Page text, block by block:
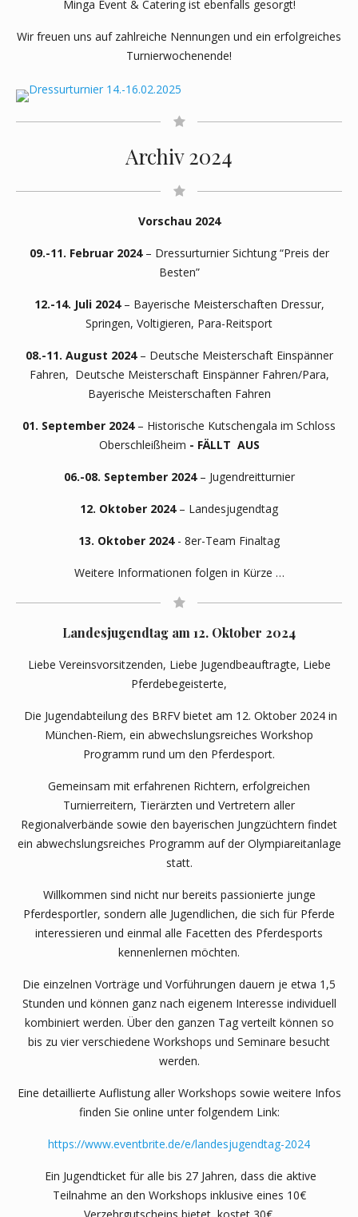
Minga Event & Catering ist ebenfalls gesorgt!
Wir freuen uns auf zahlreiche Nennungen und ein erfolgreiches
Turnierwochenende!
Archiv 2024
Vorschau 2024
09.-11. Februar 2024– Dressurturnier Sichtung “Preis der
Besten”
12.-14. Juli 2024– Bayerische Meisterschaften Dressur,
Springen, Voltigieren, Para-Reitsport
08.-11. August 2024– Deutsche Meisterschaft Einspänner
Fahren, Deutsche Meisterschaft Einspänner Fahren/Para,
Bayerische Meisterschaften Fahren
01. September 2024– Historische Kutschengala im Schloss
Oberschleißheim - FÄLLT AUS
06.-08. September 2024– Jugendreitturnier
12. Oktober 2024– Landesjugendtag
13. Oktober 2024 - 8er-Team Finaltag
Weitere Informationen folgen in Kürze …
Landesjugendtag am 12. Oktober 2024
Liebe Vereinsvorsitzenden, Liebe Jugendbeauftragte, Liebe
Pferdebegeisterte,
Die Jugendabteilung des BRFV bietet am 12. Oktober 2024 in
München-Riem, ein abwechslungsreiches Workshop
Programm rund um den Pferdesport.
Gemeinsam mit erfahrenen Richtern, erfolgreichen
Turnierreitern, Tierärzten und Vertretern aller
Regionalverbände sowie den bayerischen Jungzüchtern findet
ein abwechslungsreiches Programm auf der Olympiareitanlage
statt.
Willkommen sind nicht nur bereits passionierte junge
Pferdesportler, sondern alle Jugendlichen, die sich für Pferde
interessieren und einmal alle Facetten des Pferdesports
kennenlernen möchten.
Die einzelnen Vorträge und Vorführungen dauern je etwa 1,5
Stunden und können ganz nach eigenem Interesse individuell
kombiniert werden. Über den ganzen Tag verteilt können so
bis zu vier verschiedene Workshops und Seminare besucht
werden.
Eine detaillierte Auflistung aller Workshops sowie weitere Infos
finden Sie online unter folgendem Link:
https://www.eventbrite.de/e/landesjugendtag-2024
Ein Jugendticket für alle bis 27 Jahren, dass die aktive
Teilnahme an den Workshops inklusive eines 10€